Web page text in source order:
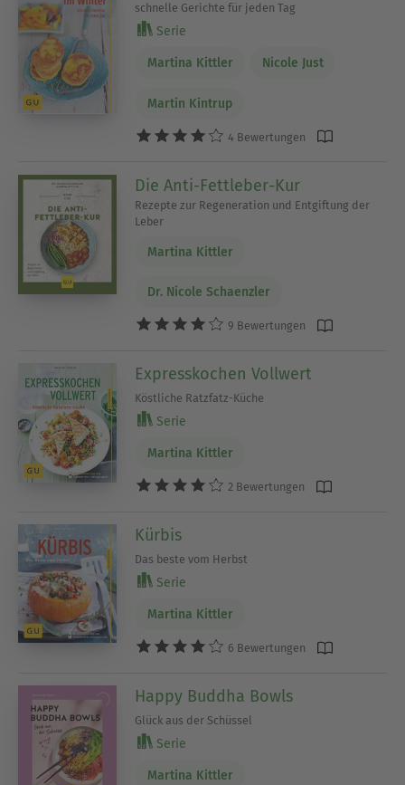
schnelle Gerichte für jeden Tag
Serie
Martina Kittler Nicole Just
Martin Kintrup
4 Bewertungen
Die Anti-Fettleber-Kur
Rezepte zur Regeneration und Entgiftung der
Leber
Martina Kittler
Dr. Nicole Schaenzler
9 Bewertungen
Expresskochen Vollwert
Köstliche Ratzfatz-Küche
Serie
Martina Kittler
2 Bewertungen
Kürbis
Das beste vom Herbst
Serie
Martina Kittler
6 Bewertungen
Happy Buddha Bowls
Glück aus der Schüssel
Serie
Martina Kittler